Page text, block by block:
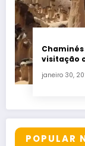
Chaminés
visitação
janeiro 30,
POPULAR